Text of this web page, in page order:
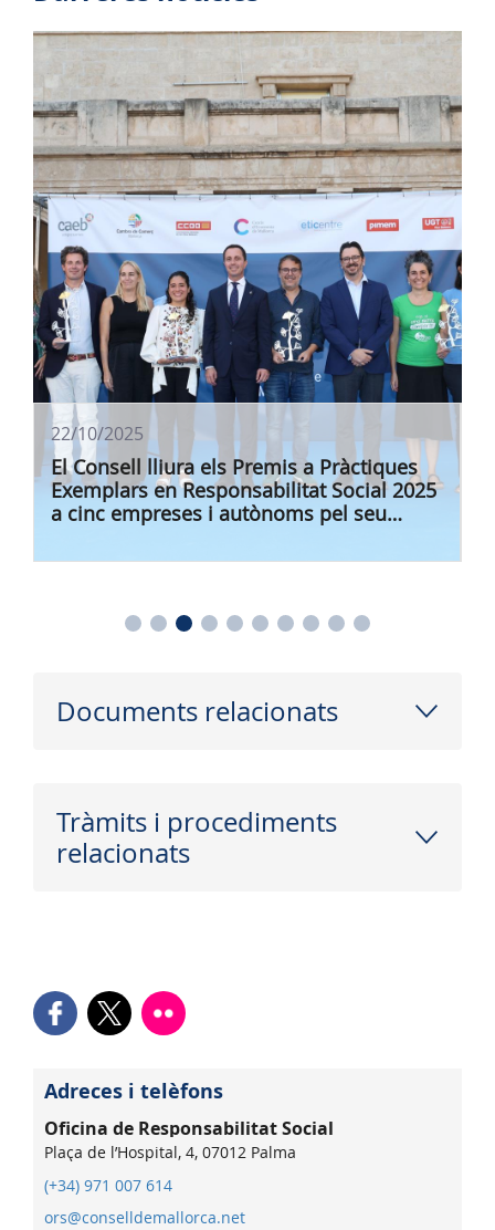
22/10/2025
El Consell lliura els Premis a Pràctiques
Exemplars en Responsabilitat Social 2025
a cinc empreses i autònoms pel seu
justa, pròspera i solidària
Documents relacionats
Tràmits i procediments
relacionats
Adreces i telèfons
Oficina de Responsabilitat Social
Plaça de l’Hospital, 4, 07012 Palma
(+34) 971 007 614
ors@conselldemallorca.net